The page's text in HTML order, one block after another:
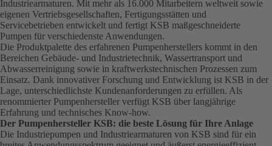
Industriearmaturen. Mit mehr als 16.000 Mitarbeitern weltweit sowie
eigenen Vertriebsgesellschaften, Fertigungsstätten und
Servicebetrieben entwickelt und fertigt KSB maßgeschneiderte
Pumpen für verschiedenste Anwendungen.
Die Produktpalette des erfahrenen Pumpenherstellers kommt in den
Bereichen Gebäude- und Industrietechnik, Wassertransport und
Abwasserreinigung sowie in kraftwerkstechnischen Prozessen zum
Einsatz. Dank innovativer Forschung und Entwicklung ist KSB in der
Lage, unterschiedlichste Kundenanforderungen zu erfüllen. Als
renommierter Pumpenhersteller verfügt KSB über langjährige
Erfahrung und technisches Know-how.
Der Pumpenhersteller KSB: die beste Lösung für Ihre Anlage
Die Industriepumpen und Industriearmaturen von KSB sind für ein